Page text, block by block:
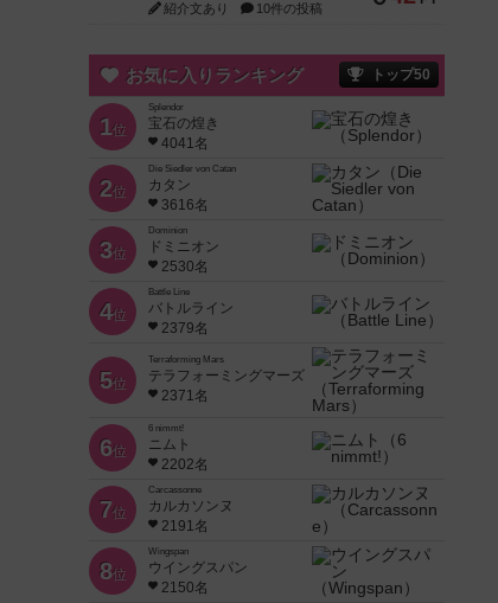
紹介文あり 10件の投稿
お気に入りランキング トップ50
1位
Splendor
宝石の煌き
4041名
2位
Die Siedler von Catan
カタン
3616名
3位
Dominion
ドミニオン
2530名
4位
Battle Line
バトルライン
2379名
5位
Terraforming Mars
テラフォーミングマーズ
2371名
6位
6 nimmt!
ニムト
2202名
7位
Carcassonne
カルカソンヌ
2191名
8位
Wingspan
ウイングスパン
2150名